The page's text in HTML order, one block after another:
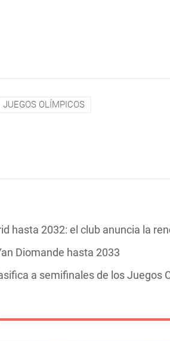
JUEGOS OLÍMPICOS
hasta 2032: el club anuncia la
Diomande hasta 2033
a semifinales de los Juegos